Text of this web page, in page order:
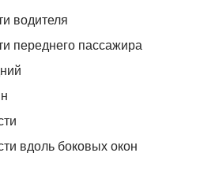
водителя
переднего пассажира
вдоль боковых окон